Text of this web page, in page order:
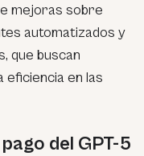
mejoras sobre
automatizados y
que buscan
en las
del GPT-5